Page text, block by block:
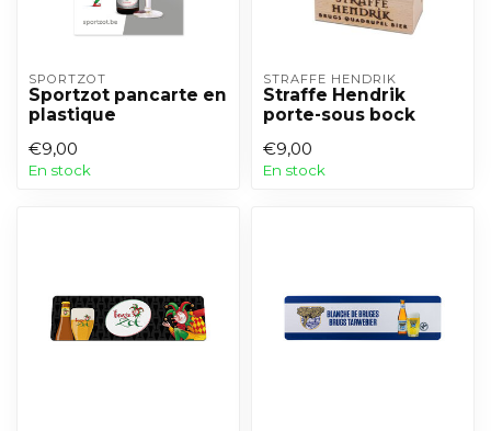
SPORTZOT
Sportzot pancarte en
plastique
€9,00
En stock
STRAFFE HENDRIK
Straffe Hendrik
porte-sous bock
€9,00
En stock